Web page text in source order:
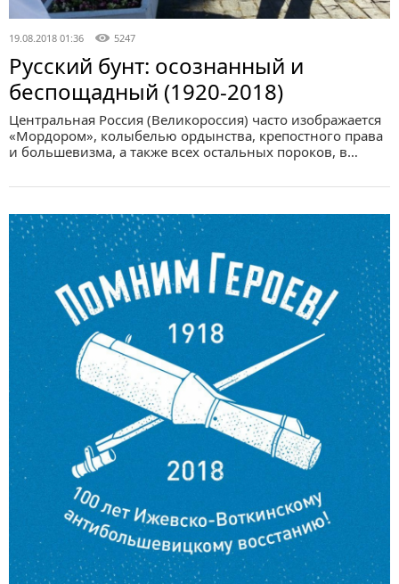
19.08.2018 01:36 5247
Русский бунт: осознанный и
беспощадный (1920-2018)
Центральная Россия (Великороссия) часто изображается
«Мордором», колыбелью ордынства, крепостного права
и большевизма, а также всех остальных пороков, в…